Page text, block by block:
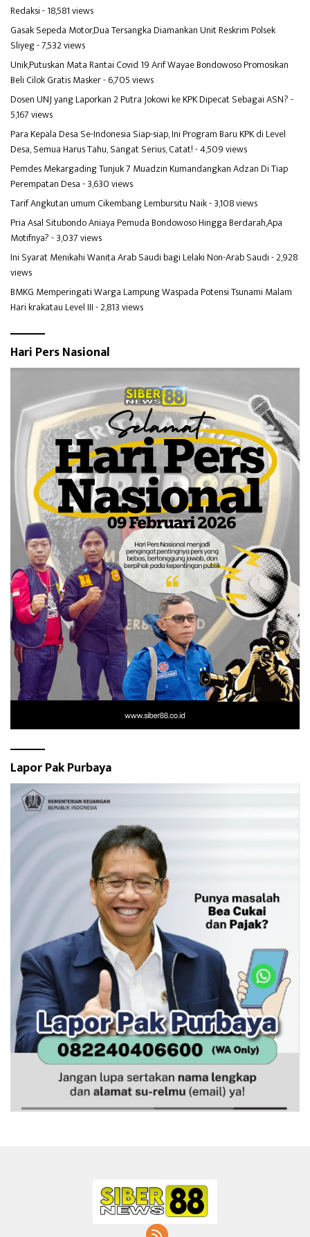
Redaksi- 18,581 views
Gasak Sepeda Motor,Dua Tersangka Diamankan Unit Reskrim Polsek
Sliyeg- 7,532 views
Unik,Putuskan Mata Rantai Covid 19 Arif Wayae Bondowoso Promosikan
Beli Cilok Gratis Masker- 6,705 views
Dosen UNJ yang Laporkan 2 Putra Jokowi ke KPK Dipecat Sebagai ASN?-
5,167 views
Para Kepala Desa Se-Indonesia Siap-siap, Ini Program Baru KPK di Level
Desa, Semua Harus Tahu, Sangat Serius, Catat!- 4,509 views
Pemdes Mekargading Tunjuk 7 Muadzin Kumandangkan Adzan Di Tiap
Perempatan Desa- 3,630 views
Tarif Angkutan umum Cikembang Lembursitu Naik- 3,108 views
Pria Asal Situbondo Aniaya Pemuda Bondowoso Hingga Berdarah,Apa
Motifnya?- 3,037 views
Ini Syarat Menikahi Wanita Arab Saudi bagi Lelaki Non-Arab Saudi- 2,928
views
BMKG Memperingati Warga Lampung Waspada Potensi Tsunami Malam
Hari krakatau Level III- 2,813 views
Hari Pers Nasional
Lapor Pak Purbaya